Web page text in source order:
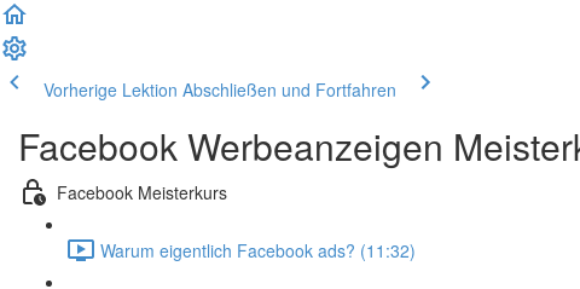
Vorherige Lektion Abschließen und Fortfahren
Facebook Werbeanzeigen
Facebook Meisterkurs
Warum eigentlich Facebook ads? (11:32)